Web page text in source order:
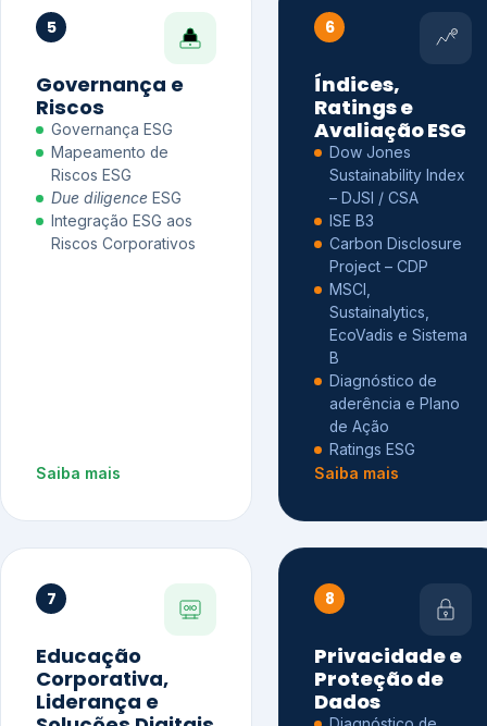
5
Governança e
Riscos
Governança ESG
Mapeamento de
Riscos ESG
Due diligence ESG
Integração ESG aos
Riscos Corporativos
Saiba mais
6
Índices,
Ratings e
Avaliação ESG
Dow Jones
Sustainability Index
– DJSI / CSA
ISE B3
Carbon Disclosure
Project – CDP
MSCI,
Sustainalytics,
EcoVadis e Sistema
B
Diagnóstico de
aderência e Plano
de Ação
Ratings ESG
Saiba mais
7
Educação
Corporativa,
Liderança e
8
Privacidade e
Proteção de
Dados